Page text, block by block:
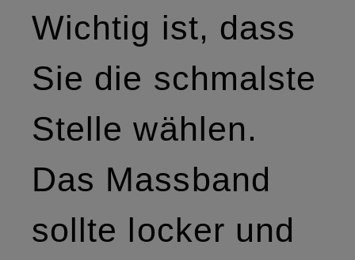
Wichtig ist, dass
Sie die schmalste
Stelle wählen.
Das Massband
sollte locker und